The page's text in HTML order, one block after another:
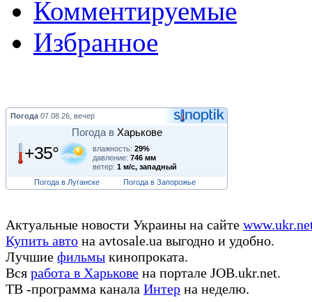
Комментируемые
Избранное
Погода 07.08.26, вечер
Погода в Харькове
+35° влажность: 29%
давление: 746 мм
ветер: 1 м/с, западный
Погода в Луганске
Погода в Запорожье
Актуальные новости Украины на сайте
Купить авто на avtosale.ua выгодно и удобно.
Лучшие фильмы кинопроката.
Вся работа в Харькове на портале JOB.ukr.net.
ТВ -программа канала Интер на неделю.